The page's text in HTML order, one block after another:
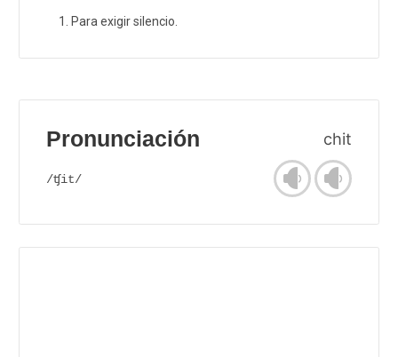
Para exigir silencio.
Pronunciación chit
/ʧit/